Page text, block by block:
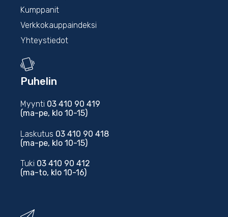
Kumppanit
Verkkokauppaindeksi
Yhteystiedot
Puhelin
Myynti 03 410 90 419
(ma-pe, klo 10-15)
Laskutus 03 410 90 418
(ma-pe, klo 10-15)
Tuki 03 410 90 412
(ma-to, klo 10-16)